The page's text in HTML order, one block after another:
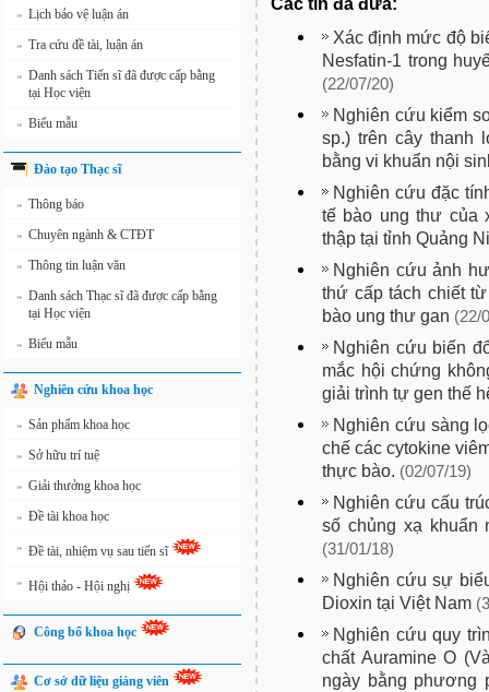
» Lịch bảo vệ luận án
» Tra cứu đề tài, luận án
» Danh sách Tiến sĩ đã được cấp bằng
tại Học viện
» Biểu mẫu
Đào tạo Thạc sĩ
» Thông báo
» Chuyên ngành & CTĐT
» Thông tin luận văn
» Danh sách Thạc sĩ đã được cấp bằng
tại Học viện
» Biểu mẫu
Nghiên cứu khoa học
» Sản phẩm khoa học
» Sở hữu trí tuệ
» Giải thưởng khoa học
» Đề tài khoa học
» Đề tài, nhiệm vụ sau tiến sĩ
» Hội thảo - Hội nghị
Công bố khoa học
Cơ sở dữ liệu giảng viên
Xác định mức độ
Nesfatin-1 trong
(22/07/20)
Nghiên cứu kiểm
sp.) trên cây thanh
bằng vi khuẩn nội
Nghiên cứu đặc
tế bào ung thư của
thập tại tỉnh Quảng
Nghiên cứu ảnh
thứ cấp tách chiết
bào ung thư gan (22/
Nghiên cứu biến
mắc hội chứng
giải trình tự gen thế
Nghiên cứu sàng
chế các cytokine
thực bào. (02/07/19)
Nghiên cứu cấu
số chủng xạ khuẩn
(31/01/18)
Nghiên cứu sự
Dioxin tại Việt Nam
Nghiên cứu quy
chất Auramine O
ngày bằng phương